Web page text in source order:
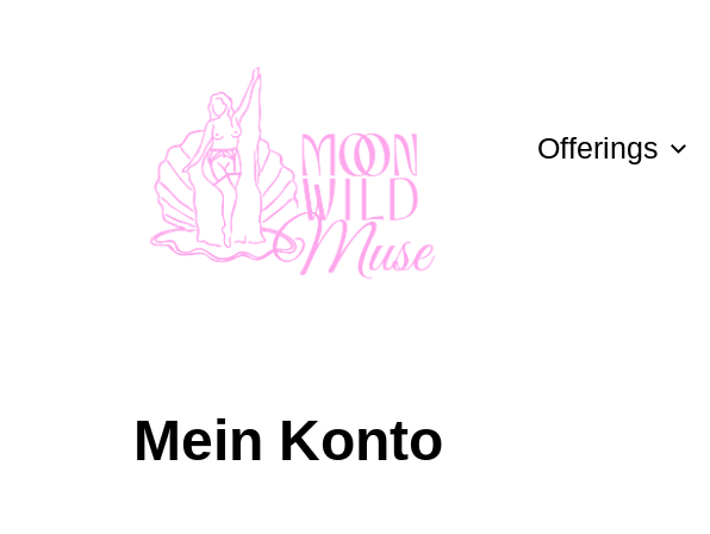
reclaiming female Sexuality,
Offerings
Mein Konto